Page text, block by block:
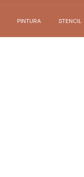
PINTURA STENCIL